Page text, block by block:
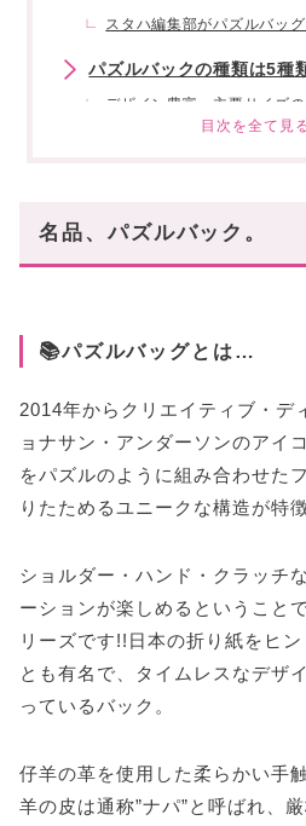
スタハ編集部がパズルバッ
パズルバックの種類は5種
デザイン豊富・主要サイズ
収納力も兼ね備えた、小ぶ
働く方には最適なラージサイ
名品、パズルバック。
📚パズルバッグとは…
2014年からクリエイティブ・デ
ョナサン・アンダーソンのアイ
をパズルのように組み合わせた
りたためるユニークな構造が特徴
ショルダー・ハンド・クラッチ
ーションが楽しめるということ
リーズです!!日本の折り紙をヒ
とも有名で、タイムレスなデザ
っているバック。
仔羊の革を使用した柔らかい手
羊の皮は通称”ナパ”と呼ばれ、